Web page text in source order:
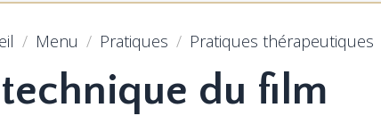
Menu Pratiques Pratiques thérapeutiques
du film